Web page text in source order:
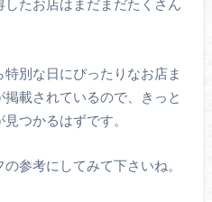
たお店はまだまだたくさん
別な日にぴったりなお店ま
載されているので、きっと
つかるはずです。
参考にしてみて下さいね。